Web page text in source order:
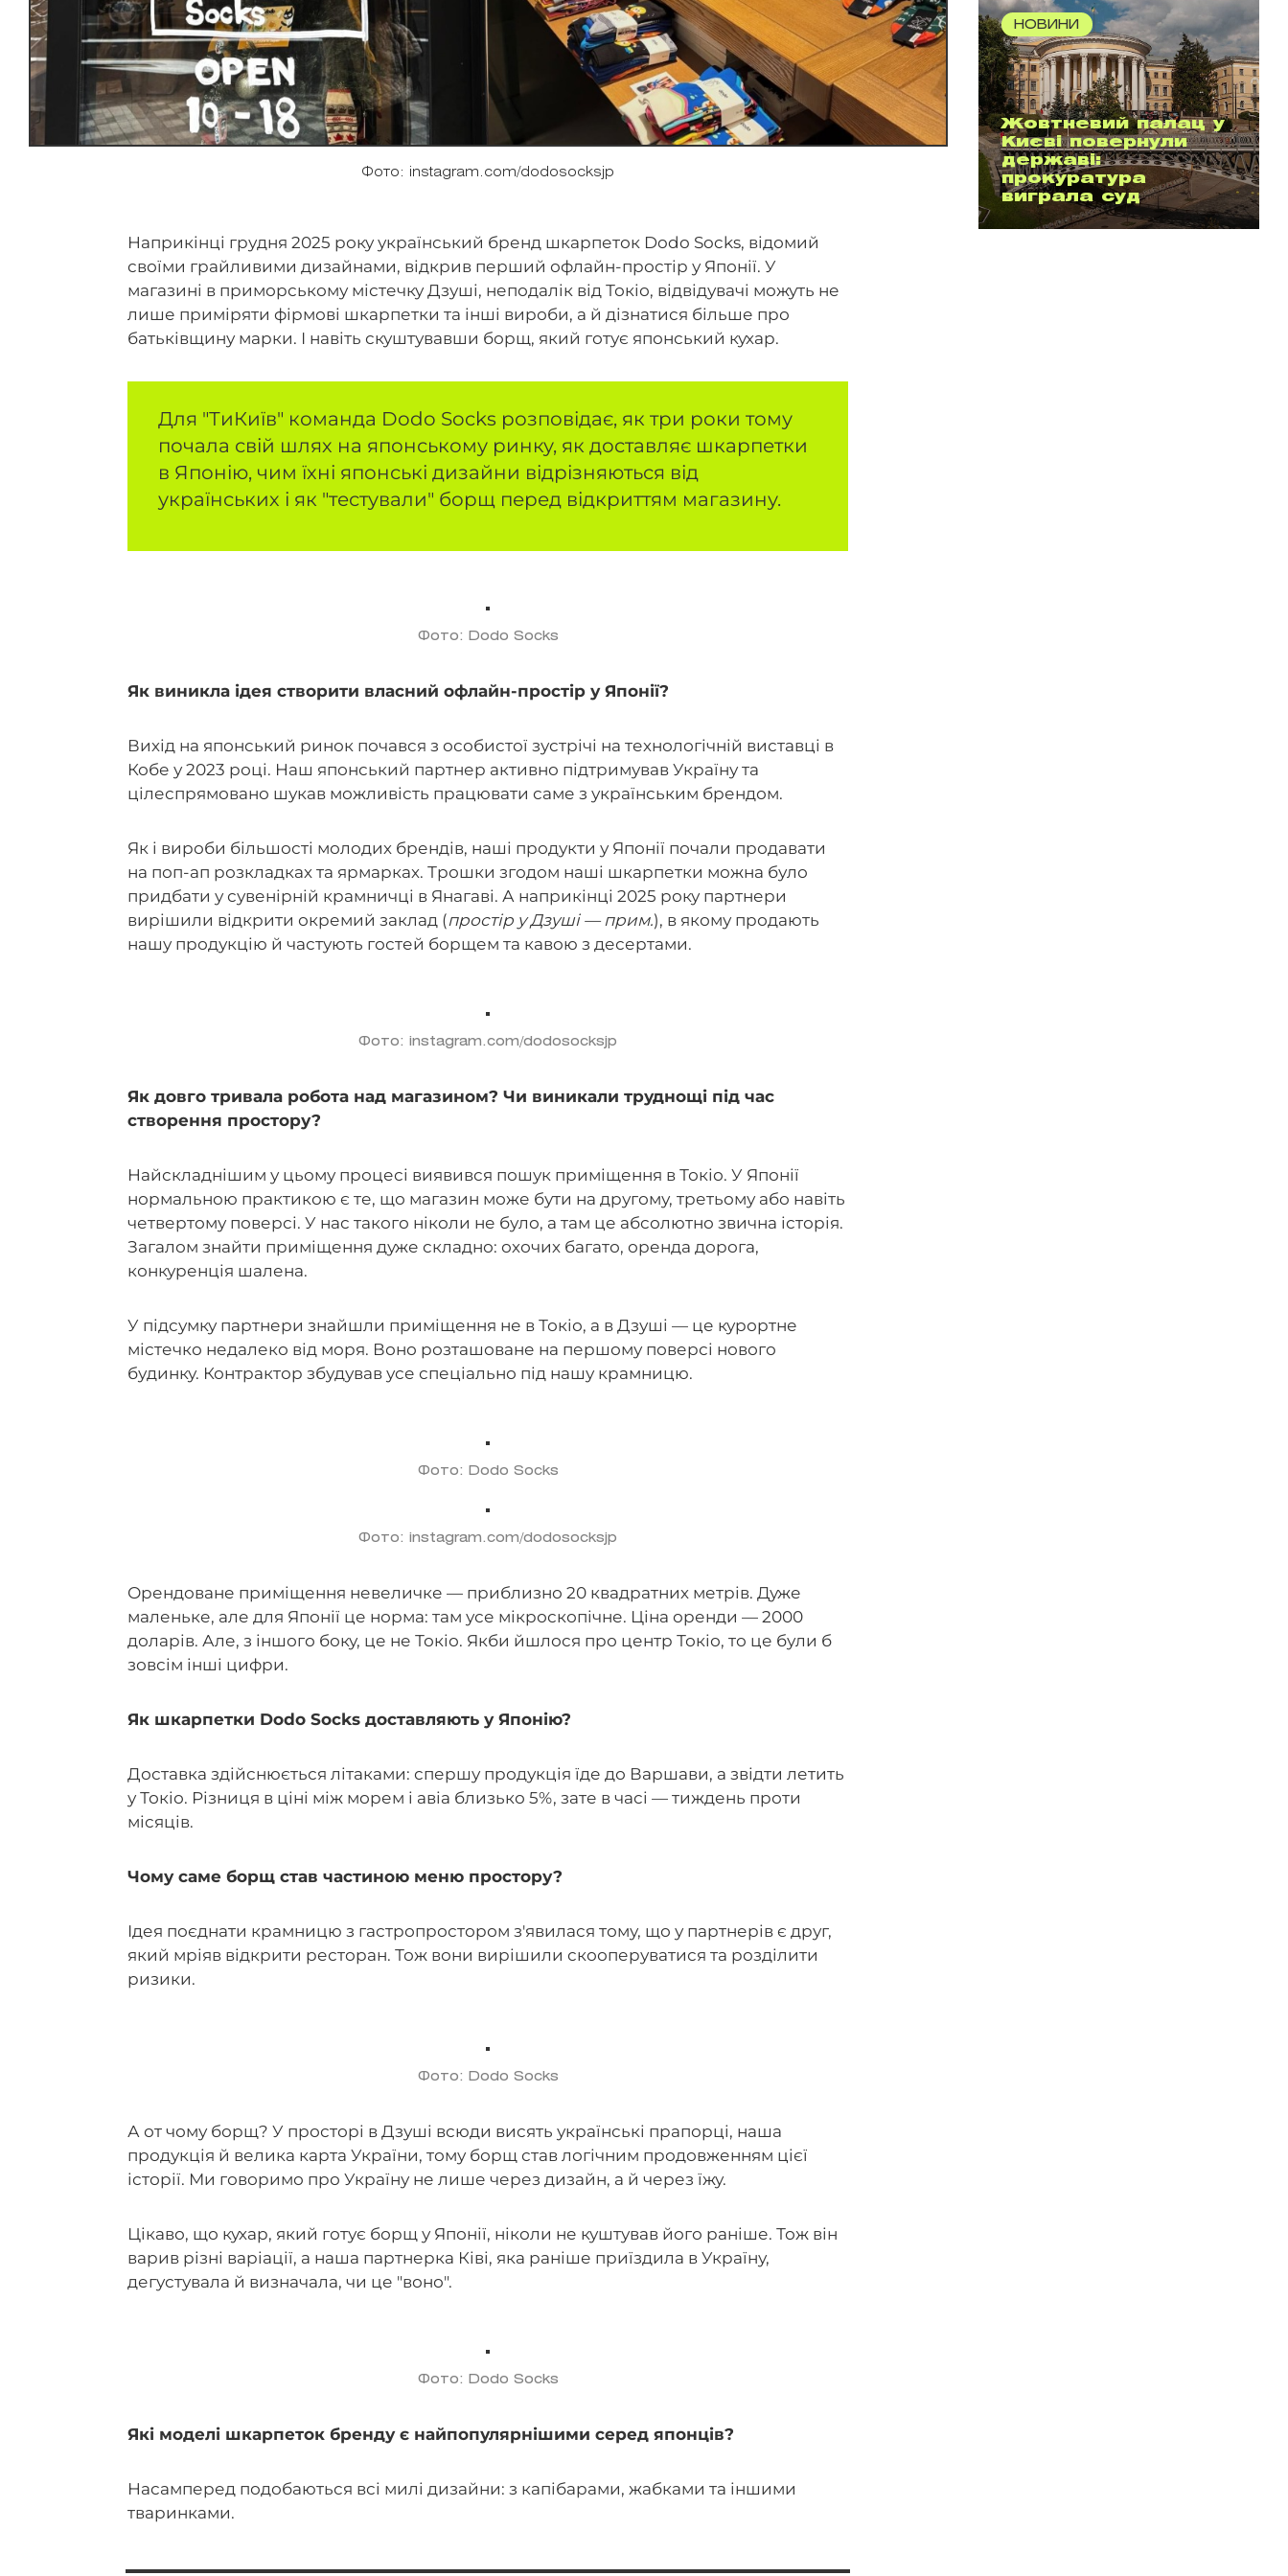
Фото: instagram.com/dodosocksjp
Наприкінці грудня 2025 року український бренд шкарпеток Dodo Socks, відомий
своїми грайливими дизайнами, відкрив перший офлайн-простір у Японії. У
магазині в приморському містечку Дзуші, неподалік від Токіо, відвідувачі можуть не
лише приміряти фірмові шкарпетки та інші вироби, а й дізнатися більше про
батьківщину марки. І навіть скуштувавши борщ, який готує японський кухар.
Для "ТиКиїв" команда Dodo Socks розповідає, як три роки тому
почала свій шлях на японському ринку, як доставляє шкарпетки
в Японію, чим їхні японські дизайни відрізняються від
українських і як "тестували" борщ перед відкриттям магазину.
Фото: Dodo Socks
Як виникла ідея створити власний офлайн-простір у Японії?
Вихід на японський ринок почався з особистої зустрічі на технологічній виставці в
Кобе у 2023 році. Наш японський партнер активно підтримував Україну та
цілеспрямовано шукав можливість працювати саме з українським брендом.
Як і вироби більшості молодих брендів, наші продукти у Японії почали продавати
на поп-ап розкладках та ярмарках. Трошки згодом наші шкарпетки можна було
придбати у сувенірній крамничці в Янагаві. А наприкінці 2025 року партнери
вирішили відкрити окремий заклад (простір у Дзуші — прим.), в якому продають
нашу продукцію й частують гостей борщем та кавою з десертами.
Фото: instagram.com/dodosocksjp
Як довго тривала робота над магазином? Чи виникали труднощі під час
створення простору?
Найскладнішим у цьому процесі виявився пошук приміщення в Токіо. У Японії
нормальною практикою є те, що магазин може бути на другому, третьому або навіть
четвертому поверсі. У нас такого ніколи не було, а там це абсолютно звична історія.
Загалом знайти приміщення дуже складно: охочих багато, оренда дорога,
конкуренція шалена.
У підсумку партнери знайшли приміщення не в Токіо, а в Дзуші — це курортне
містечко недалеко від моря. Воно розташоване на першому поверсі нового
будинку. Контрактор збудував усе спеціально під нашу крамницю.
Фото: Dodo Socks
Фото: instagram.com/dodosocksjp
Орендоване приміщення невеличке — приблизно 20 квадратних метрів. Дуже
маленьке, але для Японії це норма: там усе мікроскопічне. Ціна оренди — 2000
доларів. Але, з іншого боку, це не Токіо. Якби йшлося про центр Токіо, то це були б
зовсім інші цифри.
Як шкарпетки Dodo Socks доставляють у Японію?
Доставка здійснюється літаками: спершу продукція їде до Варшави, а звідти летить
у Токіо. Різниця в ціні між морем і авіа близько 5%, зате в часі — тиждень проти
місяців.
Чому саме борщ став частиною меню простору?
Ідея поєднати крамницю з гастропростором з'явилася тому, що у партнерів є друг,
який мріяв відкрити ресторан. Тож вони вирішили скооперуватися та розділити
ризики.
Фото: Dodo Socks
А от чому борщ? У просторі в Дзуші всюди висять українські прапорці, наша
продукція й велика карта України, тому борщ став логічним продовженням цієї
історії. Ми говоримо про Україну не лише через дизайн, а й через їжу.
Цікаво, що кухар, який готує борщ у Японії, ніколи не куштував його раніше. Тож він
варив різні варіації, а наша партнерка Ківі, яка раніше приїздила в Україну,
дегустувала й визначала, чи це "воно".
Фото: Dodo Socks
Які моделі шкарпеток бренду є найпопулярнішими серед японців?
Насамперед подобаються всі милі дизайни: з капібарами, жабками та іншими
тваринками.
НОВИНИ
Жовтневий палац у
Києві повернули
державі:
прокуратура
виграла суд